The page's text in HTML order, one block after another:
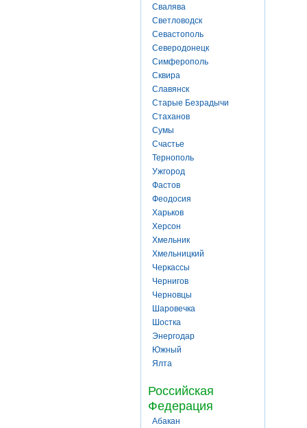
Свалява
Светловодск
Севастополь
Северодонецк
Симферополь
Сквира
Славянск
Старые Безрадычи
Стаханов
Сумы
Счастье
Тернополь
Ужгород
Фастов
Феодосия
Харьков
Херсон
Хмельник
Хмельницкий
Черкассы
Чернигов
Черновцы
Шаровечка
Шостка
Энергодар
Южный
Ялта
Российская
Федерация
Абакан